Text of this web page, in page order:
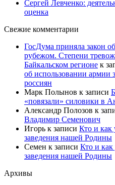
Сергей Левченко:
оценка
Свежие комментарии
ГосДума приняла закон
рубежом. Степени
Байкальском регионе к
об использовании армии
россиян
Марк Полынов к записи
«повязали» силовики в
Александр Полозов к
Владимир Семенович
Игорь к записи Кто и как
заведения нашей Родины
Семен к записи Кто и
заведения нашей Родины
Архивы